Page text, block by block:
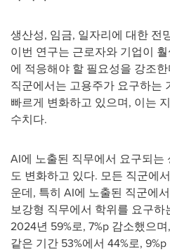
생산성, 임금, 일자리에 대한 전
이번 연구는 근로자와 기업이
에 적응해야 할 필요성을 강조
직군에서는 고용주가 요구하는
빠르게 변화하고 있으며, 이는
수치다.
AI에 노출된 직무에서 요구되는
도 변화하고 있다. 모든 직군에
운데, 특히 AI에 노출된 직군에
보강형 직무에서 학위를 요구하
2024년 59%로, 7%p 감소했으
같은 기간 53%에서 44%로,